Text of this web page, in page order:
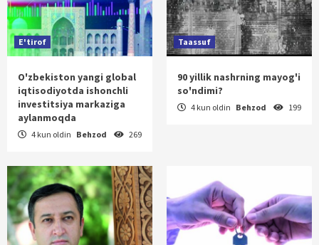
E'tirof
O'zbekiston yangi global
iqtisodiyotda ishonchli
investitsiya markaziga
aylanmoqda
4 kun oldin Behzod 269
Taassuf
90 yillik nashrning mayog'i
so'ndimi?
4 kun oldin Behzod 199